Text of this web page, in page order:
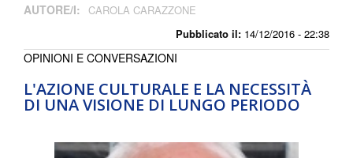
Pubblicato il: 14/12/2016 - 22:38
AUTORE/I: CAROLA CARAZZONE
L'AZIONE CULTURALE E LA NECESSITÀ
DI UNA VISIONE DI LUNGO PERIODO
OPINIONI E CONVERSAZIONI